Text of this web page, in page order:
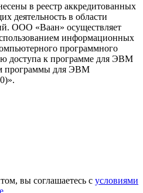
в реестр аккредитованных
деятельность в области
ООО «Ваан» осуществляет
информационных
программного
доступа к программе для ЭВМ
программы для ЭВМ
вы соглашаетесь с условиями